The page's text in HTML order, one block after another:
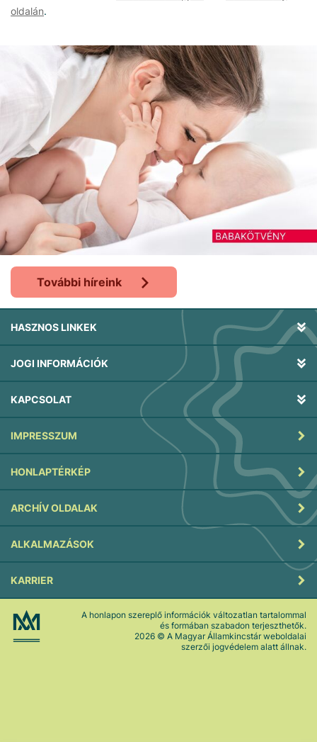
További híreink
oldalán.
HASZNOS LINKEK
JOGI INFORMÁCIÓK
KAPCSOLAT
IMPRESSZUM
HONLAPTÉRKÉP
ARCHÍV OLDALAK
ALKALMAZÁSOK
KARRIER
A honlapon szereplő információk változatlan tartalommal
és formában szabadon terjeszthetők.
2026 © A Magyar Államkincstár weboldalai
szerzői jogvédelem alatt állnak.